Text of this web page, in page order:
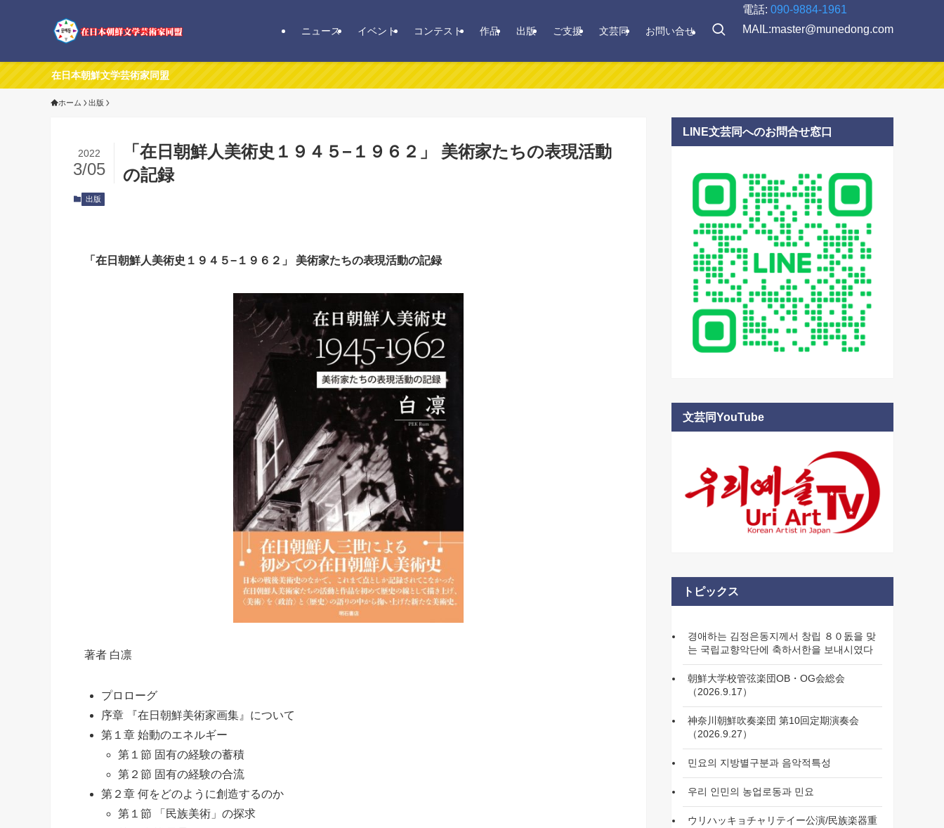
ニュース イベント コンテスト 作品 出版 ご支援 文芸同 お問い合せ
電話: 090-9884-1961
MAIL:master@munedong.com
本朝鮮文学芸術家同盟
ホーム 出版
「在日朝鮮人美術史１９４５−１９６２」 美術家たちの表現活動
の記録
2022
3/05
出版
「在日朝鮮人美術史１９４５−１９６２」 美術家たちの表現活動の記録
著者 白凛
プロローグ
序章 『在日朝鮮美術家画集』について
第１章 始動のエネルギー
第１節 固有の経験の蓄積
第２節 固有の経験の合流
第２章 何をどのように創造するのか
第１節 「民族美術」の探求
LINE文芸同へのお問合せ窓口
文芸同YouTube
トピックス
경애하는 김정은동지께서 창립 ８０돐을 맞
는 국립교향악단에 축하서한을 보내시였다
朝鮮大学校管弦楽団OB・OG会総会
（2026.9.17）
神奈川朝鮮吹奏楽団 第10回定期演奏会
（2026.9.27）
민요의 지방별구분과 음악적특성
우리 인민의 농업로동과 민요
ウリハッキョチャリテイー公演/民族楽器重